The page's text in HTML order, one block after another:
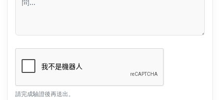
請完成驗證後再送出。